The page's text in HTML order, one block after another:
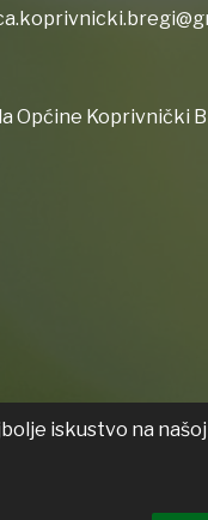
Općine Koprivnički
iskustvo na